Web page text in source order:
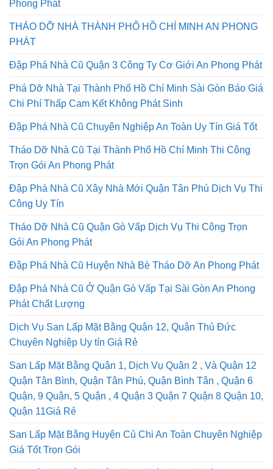
THÁO DỠ NHÀ THÀNH PHỐ HỒ CHÍ MINH AN PHONG
PHÁT
Đập Phá Nhà Cũ Quận 3 Công Ty Cơ Giới An Phong Phát
Phá Dỡ Nhà Tại Thành Phố Hồ Chí Minh Sài Gòn Báo Giá
Chi Phí Thấp Cam Kết Không Phát Sinh
Đập Phá Nhà Cũ Chuyên Nghiệp An Toàn Uy Tín Giá Tốt
Tháo Dỡ Nhà Cũ Tại Thành Phố Hồ Chí Minh Thi Công
Trọn Gói An Phong Phát
Đập Phá Nhà Cũ Xây Nhà Mới Quận Tân Phú Dịch Vụ Thi
Công Uy Tín
Tháo Dỡ Nhà Cũ Quận Gò Vấp Dịch Vụ Thi Công Trọn
Gói An Phong Phát
Đập Phá Nhà Cũ Huyện Nhà Bè Tháo Dỡ An Phong Phát
Đập Phá Nhà Cũ Ở Quận Gò Vấp Tại Sài Gòn An Phong
Phát Chất Lượng
Dịch Vụ San Lấp Mặt Bằng Quận 12, Quận Thủ Đức
Chuyên Nghiệp Uy tín Giá Rẻ
San Lấp Mặt Bằng Quận 1, Dịch Vụ Quận 2 , Và Quận 12
Quận Tân Bình, Quận Tân Phú, Quận Bình Tân , Quận 6
Quận, 9 Quận, 5 Quận , 4 Quận 3 Quận 7 Quận 8 Quận 10,
Quận 11Giá Rẻ
San Lấp Mặt Bằng Huyện Củ Chi An Toàn Chuyên Nghiệp
Giá Tốt Trọn Gói